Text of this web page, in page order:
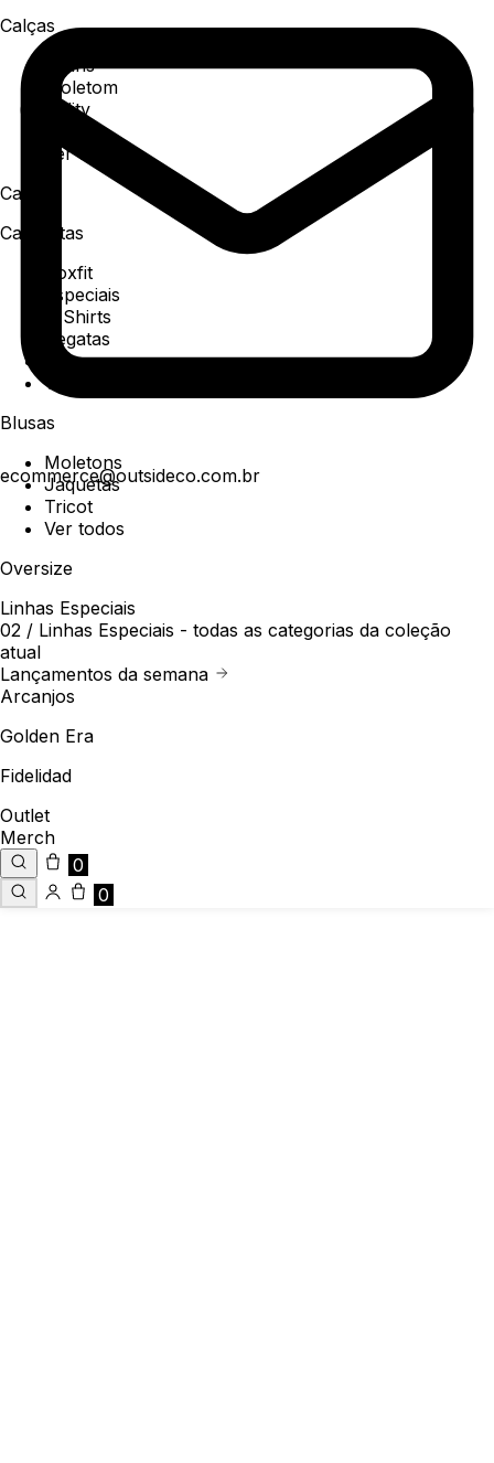
ecommerce@outsideco.com.br
Calças
Jeans
Moletom
Utility
Ver todos
Camisa
Camisetas
Boxfit
Especiais
T-Shirts
Regatas
Polo
Ver todos
Blusas
Moletons
Jaquetas
Tricot
Ver todos
Oversize
Linhas Especiais
02 / Linhas Especiais - todas as categorias da coleção
atual
Lançamentos da semana
Arcanjos
Golden Era
Fidelidad
Outlet
Merch
0
0